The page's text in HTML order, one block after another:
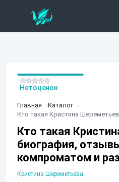
Главная
Каталог
Кто такая
биография,
компроматом и
Кристина Шереметьева
Нет оценок